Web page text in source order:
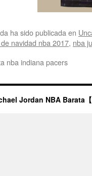
ha sido publicada en
navidad nba 2017, nba
nba indiana pacers
Jordan NBA Barata